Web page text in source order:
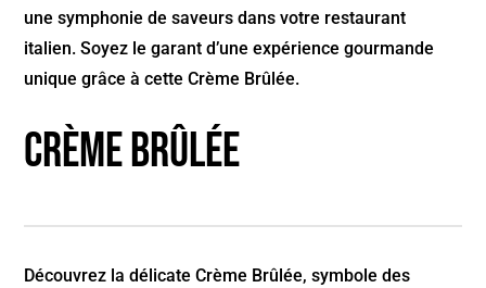
une symphonie de saveurs dans votre restaurant
italien. Soyez le garant d’une expérience gourmande
unique grâce à cette Crème Brûlée.
Crème Brûlée
Découvrez la délicate Crème Brûlée, symbole des